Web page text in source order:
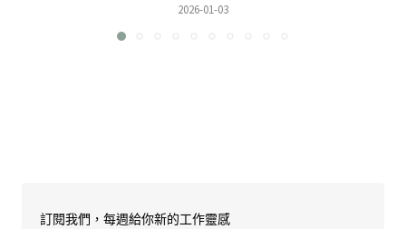
2026-01-03
訂閱我們，每週給你新的工作靈感